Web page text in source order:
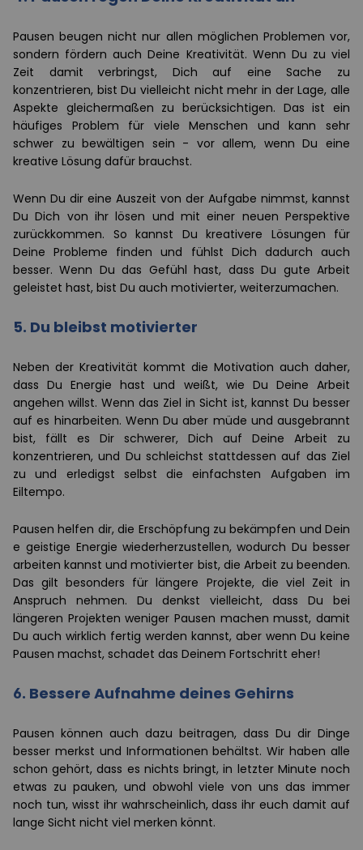
Pausen beugen nicht nur allen möglichen Problemen vor,
sondern fördern auch Deine Kreativität. Wenn Du zu viel
Zeit damit verbringst, Dich auf eine Sache zu
konzentrieren, bist Du vielleicht nicht mehr in der Lage, alle
Aspekte gleichermaßen zu berücksichtigen. Das ist ein
häufiges Problem für viele Menschen und kann sehr
schwer zu bewältigen sein - vor allem, wenn Du eine
kreative Lösung dafür brauchst.
Wenn Du dir eine Auszeit von der Aufgabe nimmst, kannst
Du Dich von ihr lösen und mit einer neuen Perspektive
zurückkommen. So kannst Du kreativere Lösungen für
Deine Probleme finden und fühlst Dich dadurch auch
besser. Wenn Du das Gefühl hast, dass Du gute Arbeit
geleistet hast, bist Du auch motivierter, weiterzumachen.
5. Du bleibst motivierter
Neben der Kreativität kommt die Motivation auch daher,
dass Du Energie hast und weißt, wie Du Deine Arbeit
angehen willst. Wenn das Ziel in Sicht ist, kannst Du besser
auf es hinarbeiten. Wenn Du aber müde und ausgebrannt
bist, fällt es Dir schwerer, Dich auf Deine Arbeit zu
konzentrieren, und Du schleichst stattdessen auf das Ziel
zu und erledigst selbst die einfachsten Aufgaben im
Eiltempo.
Pausen helfen dir, die Erschöpfung zu bekämpfen und Dein
e geistige Energie wiederherzustellen, wodurch Du besser
arbeiten kannst und motivierter bist, die Arbeit zu beenden.
Das gilt besonders für längere Projekte, die viel Zeit in
Anspruch nehmen. Du denkst vielleicht, dass Du bei
längeren Projekten weniger Pausen machen musst, damit
Du auch wirklich fertig werden kannst, aber wenn Du keine
Pausen machst, schadet das Deinem Fortschritt eher!
6. Bessere Aufnahme deines Gehirns
Pausen können auch dazu beitragen, dass Du dir Dinge
besser merkst und Informationen behältst. Wir haben alle
schon gehört, dass es nichts bringt, in letzter Minute noch
etwas zu pauken, und obwohl viele von uns das immer
noch tun, wisst ihr wahrscheinlich, dass ihr euch damit auf
lange Sicht nicht viel merken könnt.